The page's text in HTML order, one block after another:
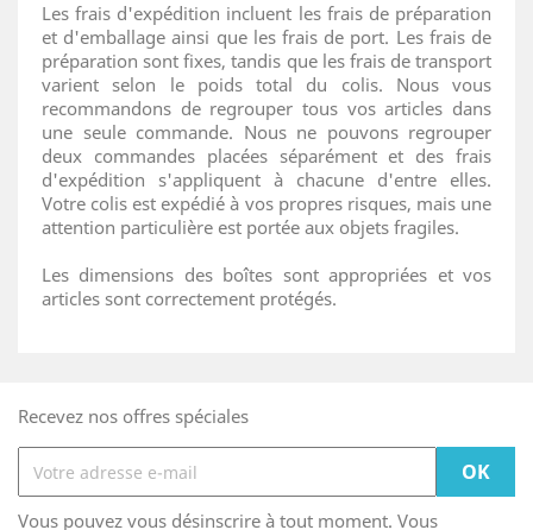
Les frais d'expédition incluent les frais de préparation
et d'emballage ainsi que les frais de port. Les frais de
préparation sont fixes, tandis que les frais de transport
varient selon le poids total du colis. Nous vous
recommandons de regrouper tous vos articles dans
une seule commande. Nous ne pouvons regrouper
deux commandes placées séparément et des frais
d'expédition s'appliquent à chacune d'entre elles.
Votre colis est expédié à vos propres risques, mais une
attention particulière est portée aux objets fragiles.
Les dimensions des boîtes sont appropriées et vos
articles sont correctement protégés.
Recevez nos offres spéciales
Vous pouvez vous désinscrire à tout moment. Vous